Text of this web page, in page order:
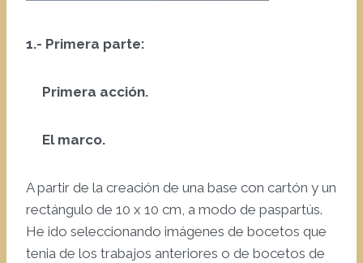
1.- Primera parte:
Primera acción.
El marco.
A partir de la creación de una base con cartón y un
rectángulo de 10 x 10 cm, a modo de paspartús.
He ido seleccionando imágenes de bocetos que
tenia de los trabajos anteriores o de bocetos de